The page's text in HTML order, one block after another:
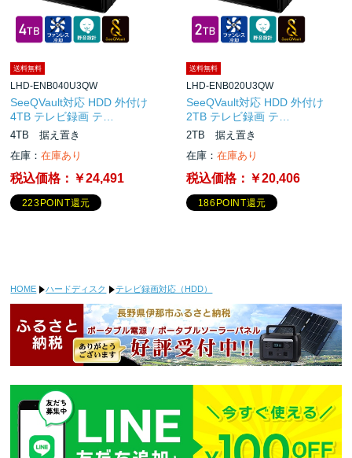
送料無料
LHD-ENB040U3QW
SeeQVault対応 HDD 外付け
4TB テレビ録画 テ…
4TB 据え置き
在庫：在庫あり
税込価格： ￥24,491
223POINT還元
送料無料
LHD-ENB020U3QW
SeeQVault対応 HDD 外付け
2TB テレビ録画 テ…
2TB 据え置き
在庫：在庫あり
税込価格： ￥20,406
186POINT還元
HOME ハードディスク テレビ録画対応（HDD）